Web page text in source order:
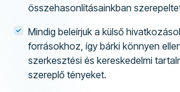
összehasonlításainkban
Mindig beleírjuk a külső
forrásokhoz, így bárki könnyen
szerkesztési és kereskedelmi
szereplő tényeket.